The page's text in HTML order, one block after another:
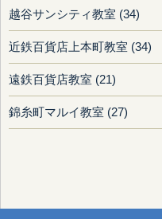
越谷サンシティ教室 (34)
近鉄百貨店上本町教室 (34)
遠鉄百貨店教室 (21)
錦糸町マルイ教室 (27)